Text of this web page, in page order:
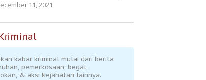
11, 2021
kabar kriminal mulai dari berita
pemerkosaan, begal,
& aksi kejahatan lainnya.